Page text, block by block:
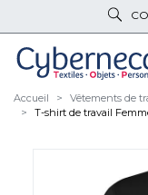
VÊTEMENTSDE
VÊTEMENTS D'IMAGE
& HIGH-TECH
Accueil Vêtements de
T-shirt de travail